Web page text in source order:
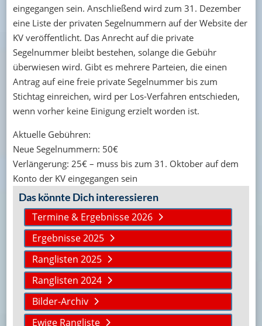
eingegangen sein. Anschließend wird zum 31. Dezember
eine Liste der privaten Segelnummern auf der Website der
KV veröffentlicht. Das Anrecht auf die private
Segelnummer bleibt bestehen, solange die Gebühr
überwiesen wird. Gibt es mehrere Parteien, die einen
Antrag auf eine freie private Segelnummer bis zum
Stichtag einreichen, wird per Los-Verfahren entschieden,
wenn vorher keine Einigung erzielt worden ist.
Aktuelle Gebühren:
Neue Segelnummern: 50€
Verlängerung: 25€ – muss bis zum 31. Oktober auf dem
Konto der KV eingegangen sein
Das könnte Dich interessieren
Termine & Ergebnisse 2026
Ergebnisse 2025
Ranglisten 2025
Ranglisten 2024
Bilder-Archiv
Ewige Rangliste